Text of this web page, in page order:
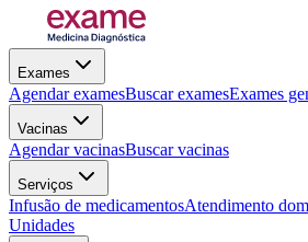
Exames
Agendar examesBuscar examesExames
Vacinas
Agendar vacinasBuscar vacinas
Serviços
Infusão de medicamentosAtendimento
Unidades